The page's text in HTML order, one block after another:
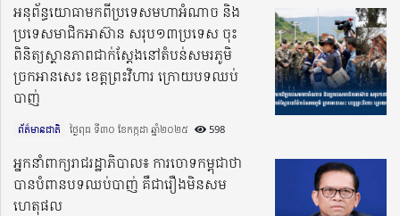
អនុព័ន្ធយោធាមកពីប្រទេសមហាអំណាច និង
ប្រទេសមាជិកអាស៊ាន សរុប១៣ប្រទេស ចុះ
ពិនិត្យស្ថានភាពជាក់ស្តែងនៅតំបន់សមរភូមិ
ច្រកអានសេះ ខេត្តព្រះវិហារ ក្រោយបទឈប់
បាញ់
ព័ត៌មានជាតិ ថ្ងៃពុធ ទី៣០ ខែកក្កដា ឆ្នាំ២០២៥​ 598
អ្នកនាំពាក្យរាជរដ្ឋាភិបាល៖ ការចោទកម្ពុជាថា
បានបំពានបទឈប់បាញ់ គឺជារឿងមិនសម
ហេតុផល